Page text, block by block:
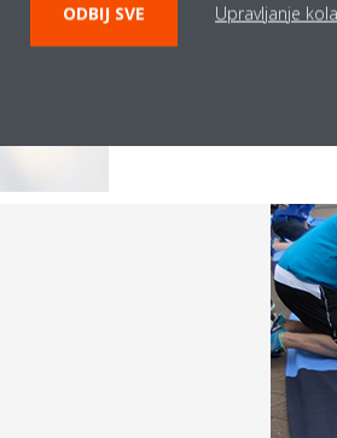
ODBIJ SVE Upravljanje